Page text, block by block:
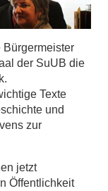
Bürgermeister
der SuUB die
Texte
und
zur
jetzt
Öffentlichkeit